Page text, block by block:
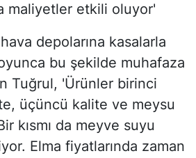
maliyetler etkili oluyor'
depolarına kasalarla
bu şekilde muhafaza
Tuğrul, 'Ürünler birinci
üçüncü kalite ve meysu
kısmı da meyve suyu
Elma fiyatlarında zaman